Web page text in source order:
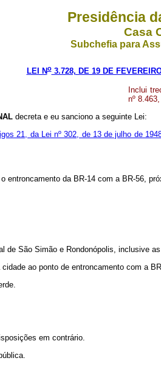
Presidência
Casa
Subchefia para
LEI No3.728, DE 19 DE
Inclui
nº
decreta e eu sanciono a seguinte Lei:
21, da Lei nº 302, de 13 de julho de
da BR-14 com a BR-56,
de São Simão e Rondonópolis, inclusive
ao ponto de entroncamento com a
em contrário.